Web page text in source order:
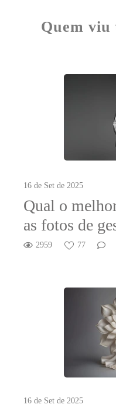
Quem
16 de Set de 2025
Qual o
as fotos de
2959 77
16 de Set de 2025